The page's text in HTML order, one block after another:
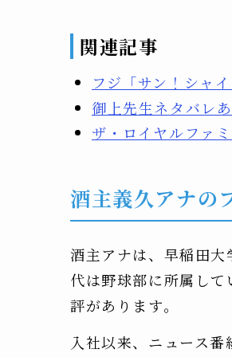
関連記事
フジ「サン！シャ
御上先生ネタバレ
ザ・ロイヤルファ
酒主義久アナの
酒主アナは、早稲田
代は野球部に所属し
評があります。
入社以来、ニュース